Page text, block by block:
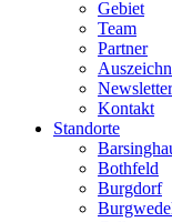
Gebiet
Team
Partner
Newsletter
Kontakt
Standorte
Bothfeld
Burgdorf